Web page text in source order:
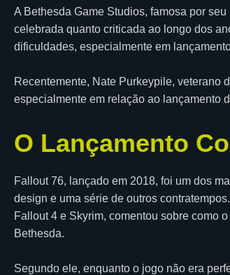
A Bethesda Game Studios, famosa por
celebrada quanto criticada ao longo dos
dificuldades, especialmente em
Recentemente, Nate Purkeypile, veterano
especialmente em relação ao lançamento
O Lançamento
Fallout 76, lançado em 2018, foi um dos
design e uma série de outros
Fallout 4 e Skyrim, comentou sobre como
Bethesda.
Segundo ele, enquanto o jogo não era